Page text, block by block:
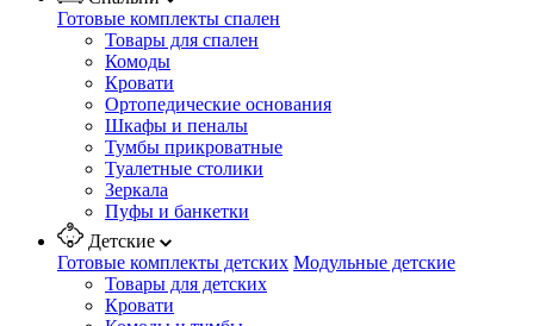
Готовые комплекты спален
Товары для спален
Комоды
Кровати
Ортопедические основания
Шкафы и пеналы
Тумбы прикроватные
Туалетные столики
Зеркала
Пуфы и банкетки
Детские
Готовые комплекты детских Модульные детские
Товары для детских
Кровати